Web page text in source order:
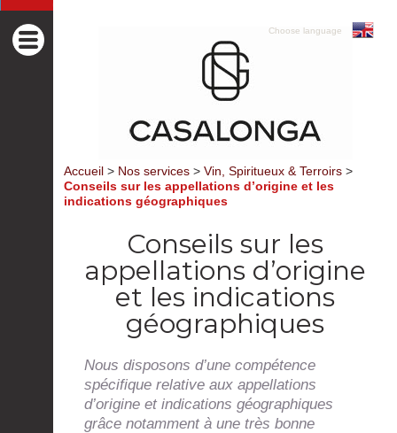
Choose language
Accueil > Nos services > Vin, Spiritueux & Terroirs >
Conseils sur les appellations d’origine et les
indications géographiques
Conseils sur les
appellations d’origine
et les indications
géographiques
Nous disposons d’une compétence
spécifique relative aux appellations
d’origine et indications géographiques
grâce notamment à une très bonne